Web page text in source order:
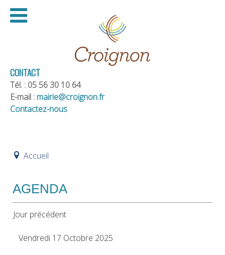
CONTACT
Tél. : 05 56 30 10 64
E-mail : mairie@croignon.fr
Contactez-nous
Accueil
AGENDA
Jour précédent
Vendredi 17 Octobre 2025